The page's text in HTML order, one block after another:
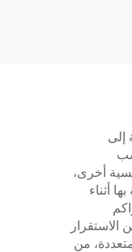
إلى
أخرى،
أثناء
من